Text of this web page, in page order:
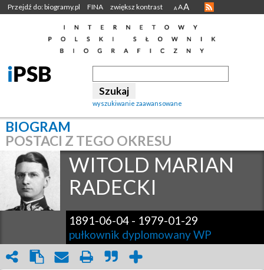
Przejdź do: biogramy.pl FINA zwiększ kontrast A AA
wyszukiwanie zaawansowane
BIOGRAM
POSTACI Z TEGO OKRESU
WITOLD MARIAN
RADECKI
1891-06-04 - 1979-01-29
pułkownik dyplomowany WP